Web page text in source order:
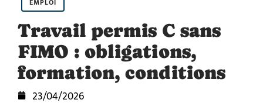
EMPLOI
Travail permis C sans
FIMO : obligations,
formation, conditions
23/04/2026